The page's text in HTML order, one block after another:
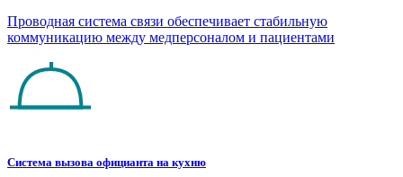
Проводная система связи обеспечивает стабильную
коммуникацию между медперсоналом и пациентами
Система вызова официанта на кухню